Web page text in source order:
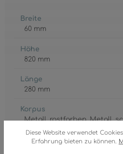
Diese Website verwendet
Erfahrung bieten zu können.
Breite
60 mm
Höhe
820 mm
Länge
280 mm
Korpus
Metall, rostfarben, Metall,
Schalter